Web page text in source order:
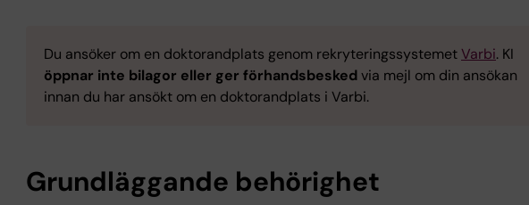
Du ansöker om en doktorandplats genom rekryteringssystemetVarbi. KI
öppnar inte bilagor eller ger förhandsbeskedvia mejl om din ansökan
innan du har ansökt om en doktorandplats i Varbi.
Grundläggande behörighet